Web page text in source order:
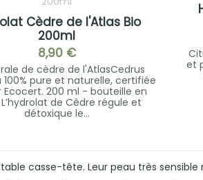
Cèdre de l'Atlas Bio
200ml
8,90 €
de cèdre de l'AtlasCedrus
pure et naturelle, certifiée
Ecocert. 200 ml - bouteille en
de Cèdre régule et
détoxique le...
et
casse-tête. Leur peau très sensible